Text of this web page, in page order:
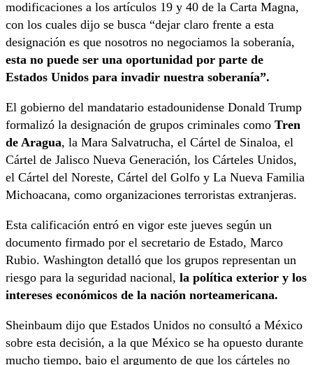
modificaciones a los artículos 19 y 40 de la Carta Magna,
con los cuales dijo se busca “dejar claro frente a esta
designación es que nosotros no negociamos la soberanía,
esta no puede ser una oportunidad por parte de
Estados Unidos para invadir nuestra soberanía”.
El gobierno del mandatario estadounidense Donald Trump
formalizó la designación de grupos criminales como Tren
de Aragua, la Mara Salvatrucha, el Cártel de Sinaloa, el
Cártel de Jalisco Nueva Generación, los Cárteles Unidos,
el Cártel del Noreste, Cártel del Golfo y La Nueva Familia
Michoacana, como organizaciones terroristas extranjeras.
Esta calificación entró en vigor este jueves según un
documento firmado por el secretario de Estado, Marco
Rubio. Washington detalló que los grupos representan un
riesgo para la seguridad nacional, la política exterior y los
intereses económicos de la nación norteamericana.
Sheinbaum dijo que Estados Unidos no consultó a México
sobre esta decisión, a la que México se ha opuesto durante
mucho tiempo, bajo el argumento de que los cárteles no